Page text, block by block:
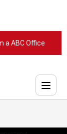
a ABC Office